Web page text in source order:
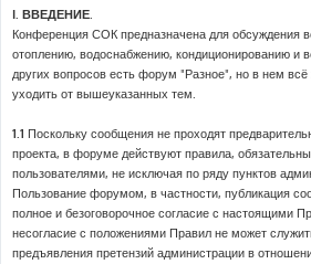
о
б
щ
е
н
и
е
I. ВВЕДЕНИЕ.
Конференция СОК предназначена для обсуждения
отоплению, водоснабжению, кондиционированию и
других вопросов есть форум "Разное", но в нем
уходить от вышеуказанных тем.
1.1 Поскольку сообщения не проходят
проекта, в форуме действуют правила,
пользователями, не исключая по ряду пунктов
Пользование форумом, в частности, публикация
полное и безоговорочное согласие с настоящими
несогласие с положениями Правил не может
предъявления претензий администрации в